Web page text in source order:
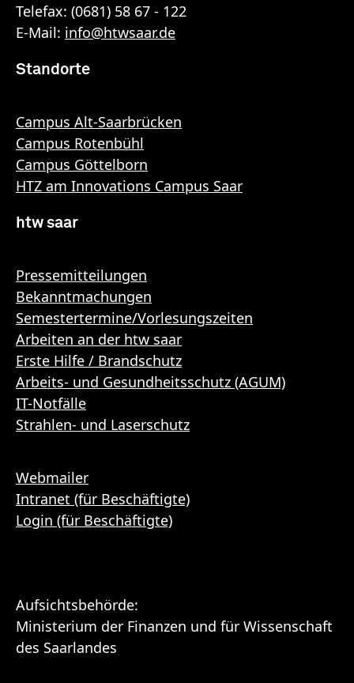
Telefax: (0681) 58 67 - 122
E-Mail: info@htwsaar.de
Standorte
Campus Alt-Saarbrücken
Campus Rotenbühl
Campus Göttelborn
HTZ am Innovations Campus Saar
htw saar
Pressemitteilungen
Bekanntmachungen
Semestertermine/Vorlesungszeiten
Arbeiten an der htw saar
Erste Hilfe / Brandschutz
Arbeits- und Gesundheitsschutz (AGUM)
IT-Notfälle
Strahlen- und Laserschutz
Webmailer
Intranet (für Beschäftigte)
Login (für Beschäftigte)
Aufsichtsbehörde:
Ministerium der Finanzen und für Wissenschaft
des Saarlandes